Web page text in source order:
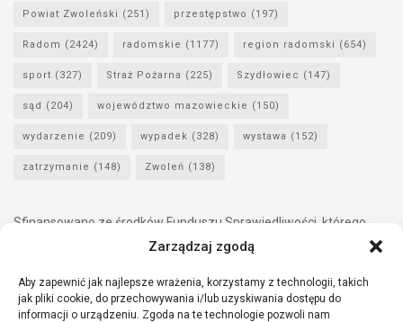
Zarządzaj zgodą
Aby zapewnić jak najlepsze wrażenia, korzystamy z technologii, takich
jak pliki cookie, do przechowywania i/lub uzyskiwania dostępu do
informacji o urządzeniu. Zgoda na te technologie pozwoli nam
Powiat Zwoleński (251) przestępstwo (197)
Radom (2424) radomskie (1177) region radomski (654)
sport (327) Straż Pożarna (225) Szydłowiec (147)
sąd (204) województwo mazowieckie (150)
wydarzenie (209) wypadek (328) wystawa (152)
zatrzymanie (148) Zwoleń (138)
Sfinansowano ze środków Funduszu Sprawiedliwości, którego
dysponentem jest Minister Sprawiedliwości.